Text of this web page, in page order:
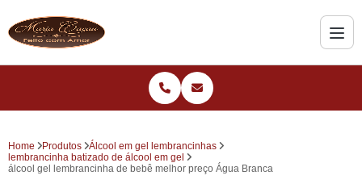
Home Produtos
Álcool em gel lembrancinhas
lembrancinha batizado de álcool em gel
álcool gel lembrancinha de bebê melhor preço Água Branca